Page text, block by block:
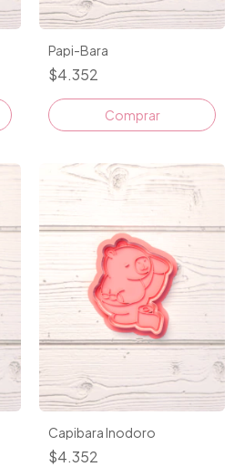
Papi-Bara
$4.352
Comprar
Capibara Inodoro
$4.352